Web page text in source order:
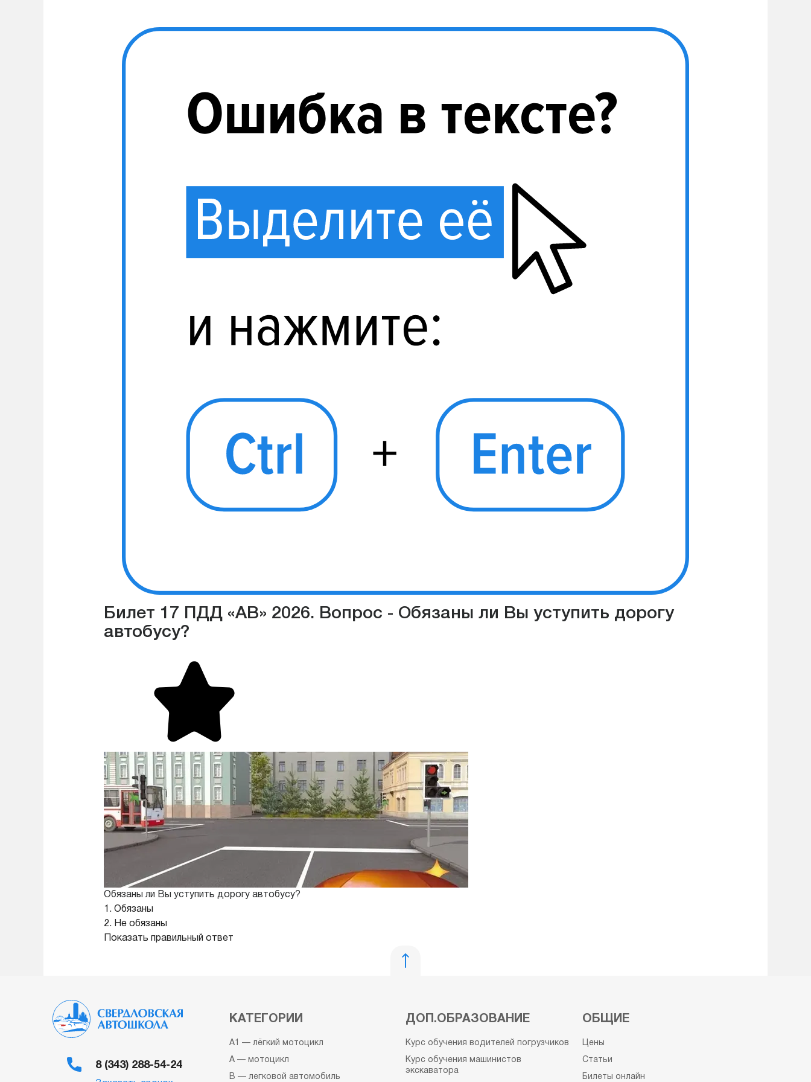
Билет 17 ПДД «АВ» 2026. Вопрос - Обязаны ли Вы уступить дорогу
автобусу?
Обязаны ли Вы уступить дорогу автобусу?
1. Обязаны
2. Не обязаны
Показать правильный ответ
8 (343) 288-54-24
КАТЕГОРИИ
A1 — лёгкий мотоцикл
A — мотоцикл
B — легковой автомобиль
ДОП.ОБРАЗОВАНИЕ
Курс обучения водителей погрузчиков
Курс обучения машинистов
экскаватора
ОБЩИЕ
Цены
Статьи
Билеты онлайн